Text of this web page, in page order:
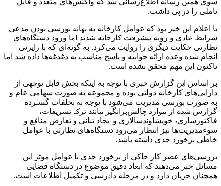
سوی همین رسانه اطلاع‌رسانی شد که واکنش‌های متعدد و قابل
تاملی را در پی داشت.
با اعلام این خبر بود که عوامل کارخانه به بهانه بورسی بودن مدعی
شرایط عادی و روبه پیشرفت کارخانه شدند اما ورود دستگاه‌های
نظارتی حکایت دیگری را روایت می‌کرد. به گونه‌ای که با رایزنی
انجام شده وعده ارائه جوابیه و پاسخ مناسب به دغدغه‌ها داده شد اما
تاکنون این مهم محقق نشده است.
بر اساس این گزارش خبری با توجه به اینکه بخش قابل توجهی از
دارایی‌های کارخانه دولتی بوده و مجموعه به صورت سهامی عام و
به صورت بورسی مدیریت می‌شود با توجه به تخلفات گسترده
گزارش شده از موارد چالش‌برانگیز مانند ترک تشریفات،
فاکتورسازی، خویشاوندسالاری و ایجاد تبانی و تعارض منافع و
سوء‌مدیریت‌ها نیز انتظار می‌رود دستگاه‌های نظارتی با عوامل
خاطی برخورد جدی داشته باشد.
بررسی‌های عصر کار حاکی از برخورد جدی با عوامل موثر این
مسائل خبر می‌دهند که ابعاد دقیق موضوع در دستگاه قضایی
همچنان جریان دارد و در مرحله دادرسی و تکمیل اطلاعات است.